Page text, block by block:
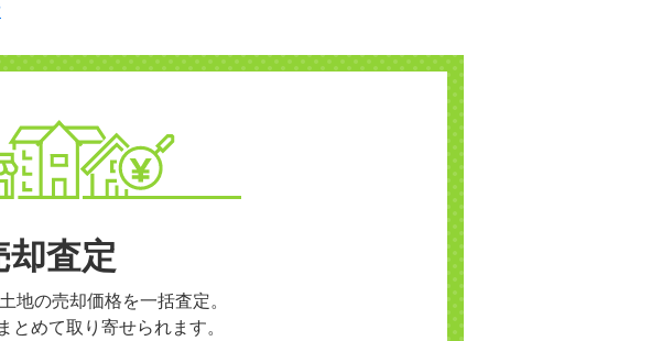
却査定
地の売却価格を一括査定。
とめて取り寄せられます。